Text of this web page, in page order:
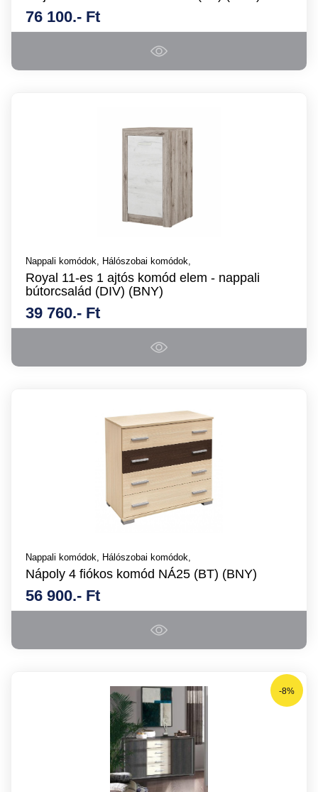
76 100.- Ft
Nappali komódok, Hálószobai komódok,
Royal 11-es 1 ajtós komód elem - nappali
bútorcsalád (DIV) (BNY)
39 760.- Ft
Nappali komódok, Hálószobai komódok,
Nápoly 4 fiókos komód NÁ25 (BT) (BNY)
56 900.- Ft
-8%